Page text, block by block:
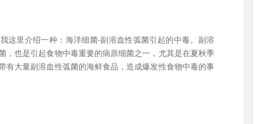
这里介绍一种：海洋细菌-副溶血性弧菌引起的中毒。副溶
，也是引起食物中毒重要的病原细菌之一，尤其是在夏秋季
有大量副溶血性弧菌的海鲜食品，造成爆发性食物中毒的事